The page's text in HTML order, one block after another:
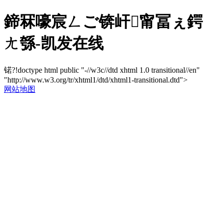
鍗冧嚎宸ㄥご锛屽甯冨ぇ鍔
ㄤ綔-凯发在线
锘?!doctype html public "-//w3c//dtd xhtml 1.0 transitional//en"
"http://www.w3.org/tr/xhtml1/dtd/xhtml1-transitional.dtd">
网站地图